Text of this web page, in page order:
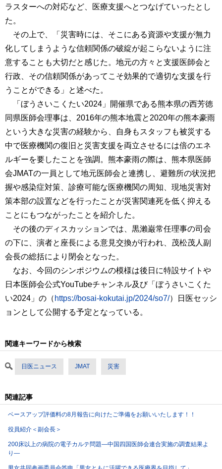
ラスターへの対応など、医療支援へとつなげていったとし
た。
その上で、「災害時には、そこにある資源や支援が無力
化してしまうような信頼関係の破綻が起こらないように注
意することも大切だと感じた。地元の方々と支援医師会と
行政、その信頼関係があってこそ効果的で適切な支援を行
うことができる」と述べた。
「ぼうさいこくたい2024」開催県である熊本県の西芳徳
同県医師会理事は、2016年の熊本地震と2020年の熊本豪雨
という大きな災害の経験から、自身もスタッフも被災する
中で医療機関の復旧と災害支援を両立させるには倍のエネ
ルギーを要したことを強調。熊本豪雨の際は、熊本県医師
会JMATの一員として地元医師会と連携し、避難所の状況把
握や感染症対策、診療可能な医療機関の周知、現地災害対
策本部の設置などを行ったことが災害関連死を低く抑える
ことにもつながったことを紹介した。
その後のディスカッションでは、黒瀨巌常任理事の司会
の下に、演者と座長による意見交換が行われ、茂松茂人副
会長の総括により閉会となった。
なお、今回のシンポジウムの模様は後日に特設サイトや
日本医師会公式YouTubeチャンネル及び「ぼうさいこくた
い2024」の（ https://bosai-kokutai.jp/2024/so7/）日医セッシ
ョンとして公開する予定となっている。
関連キーワードから検索
日医ニュース JMAT 災害
関連記事
ベースアップ評価料の8月報告に向けたご準備をお願いいたします！！
役員紹介＜副会長＞
200床以上の病院の電子カルテ問題―中国四国医師会連合実施の調査結果よ
り―